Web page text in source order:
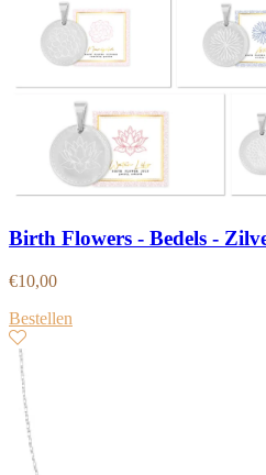
Birth Flowers - Bedels -
€10,00
Bestellen